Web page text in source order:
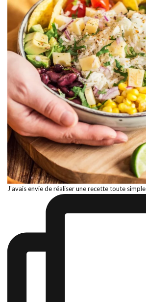
J'avais envie de réaliser une recette toute simple